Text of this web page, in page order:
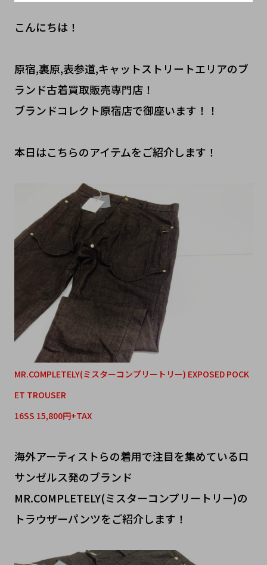
こんにちは！
原宿,裏原,表参道,キャットストリートエリアのブ
ランド古着買取販売専門店！
ブランドコレクト原宿店で御座います！！
本日はこちらのアイテムをご紹介します！
MR.COMPLETELY(ミスターコンプリートリー) EXPOSED POCK
ET TROUSER
16SS 15,800円+TAX
海外アーティストらの着用で注目を集めているロ
サンゼルス発のブランド
MR.COMPLETELY(ミスターコンプリートリー)の
トラウザーパンツをご紹介します！